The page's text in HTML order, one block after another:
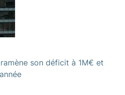
son déficit à 1M€ et